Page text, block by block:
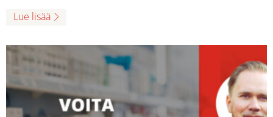
Lue lisää